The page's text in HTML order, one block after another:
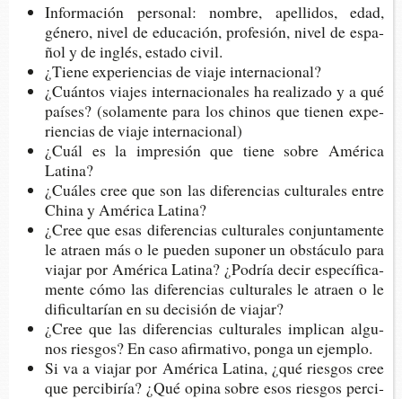
Infor­ma­ción per­so­nal: nom­bre, ape­lli­dos, edad,
géne­ro, nivel de edu­ca­ción, pro­fe­sión, nivel de espa­
ñol y de inglés, esta­do civil.
¿Tiene expe­rien­cias de viaje internacional?
¿Cuán­tos via­jes inter­na­cio­na­les ha rea­li­za­do y a qué
paí­ses? (sola­men­te para los chi­nos que tie­nen expe­
rien­cias de viaje internacional)
¿Cuál es la impre­sión que tiene sobre Amé­ri­ca
Latina?
¿Cuá­les cree que son las dife­ren­cias cul­tu­ra­les entre
China y Amé­ri­ca Latina?
¿Cree que esas dife­ren­cias cul­tu­ra­les con­jun­ta­men­te
le atraen más o le pue­den supo­ner un obs­tácu­lo para
via­jar por Amé­ri­ca Lati­na? ¿Podría decir espe­cí­fi­ca­
men­te cómo las dife­ren­cias cul­tu­ra­les le atraen o le
difi­cul­ta­rían en su deci­sión de viajar?
¿Cree que las dife­ren­cias cul­tu­ra­les impli­can algu­
nos ries­gos? En caso afir­ma­ti­vo, ponga un ejemplo.
Si va a via­jar por Amé­ri­ca Lati­na, ¿qué ries­gos cree
que per­ci­bi­ría? ¿Qué opina sobre esos ries­gos per­ci­